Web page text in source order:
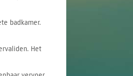
badkamer.
Het